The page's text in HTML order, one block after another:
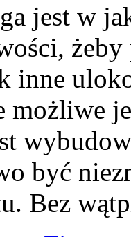
jest w
możliwe
być
Bez